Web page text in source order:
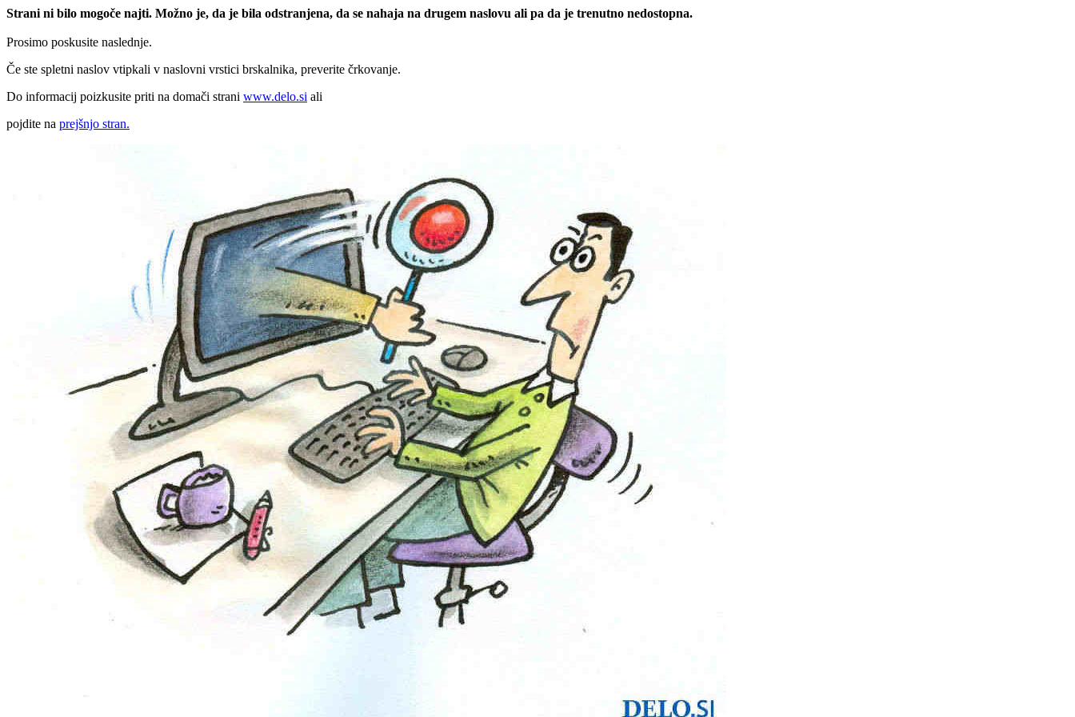
Strani ni bilo mogoče najti. Možno je, da je bila odstranjena, da se nahaja na drugem naslovu ali pa da je trenutno nedostopna.
Prosimo poskusite naslednje.
Če ste spletni naslov vtipkali v naslovni vrstici brskalnika, preverite črkovanje.
Do informacij poizkusite priti na domači strani www.delo.si ali
pojdite na prejšnjo stran.